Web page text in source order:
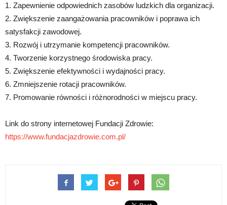
1. Zapewnienie odpowiednich zasobów ludzkich dla organizacji.
2. Zwiększenie zaangażowania pracowników i poprawa ich
satysfakcji zawodowej.
3. Rozwój i utrzymanie kompetencji pracowników.
4. Tworzenie korzystnego środowiska pracy.
5. Zwiększenie efektywności i wydajności pracy.
6. Zmniejszenie rotacji pracowników.
7. Promowanie równości i różnorodności w miejscu pracy.
Link do strony internetowej Fundacji Zdrowie:
https://www.fundacjazdrowie.com.pl/